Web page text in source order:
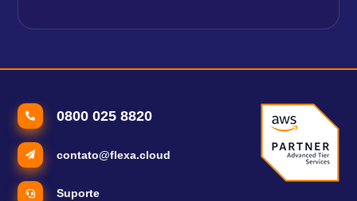
0800 025 8820
contato@flexa.cloud
Suporte